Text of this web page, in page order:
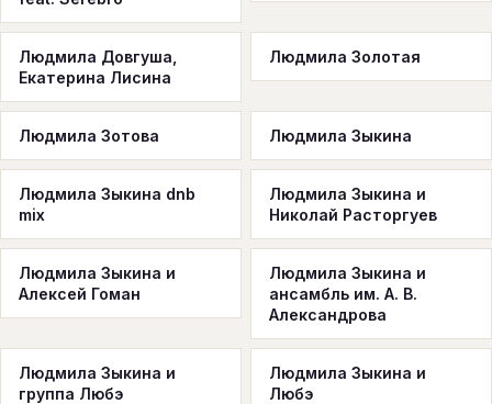
Людмила Довгуша,
Екатерина Лисина
Людмила Золотая
Людмила Зотова Людмила Зыкина
Людмила Зыкина dnb
mix
Людмила Зыкина и
Николай Расторгуев
Людмила Зыкина и
Алексей Гоман
Людмила Зыкина и
ансамбль им. А. В.
Александрова
Людмила Зыкина и
группа Любэ
Людмила Зыкина и
Любэ